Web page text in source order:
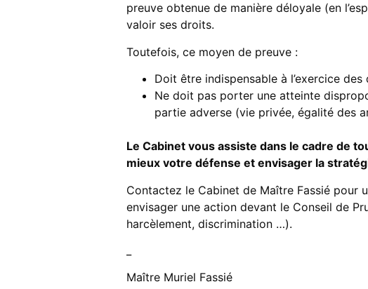
preuve obtenue de manière déloyale (en
valoir ses droits.
Toutefois, ce moyen de preuve :
Doit être indispensable à l’exercice
Ne doit pas porter une atteinte
partie adverse (vie privée, égalité des
Le Cabinet vous assiste dans le cadre de
mieux votre défense et envisager la
Contactez le Cabinet de Maître Fassié pour
envisager une action devant le Conseil de
harcèlement, discrimination …).
Maître Muriel Fassié